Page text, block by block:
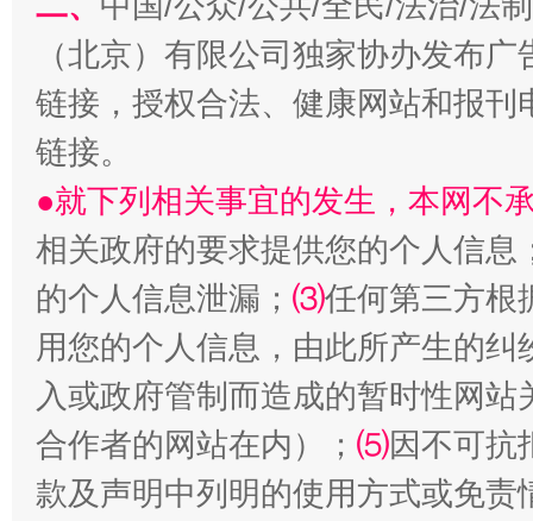
生
揭批美国五大"原罪" "
（北京）有限公司独家协办发布
链接，授权合法、健康网站和报
链接。
●就下列相关事宜的发生，本网不
相关政府的要求提供您的个人信息
的个人信息泄漏； ⑶任何第三方根
用您的个人信息，由此所产生的纠
入或政府管制而造成的暂时性网
合作者的网站在内）； ⑸因不可抗
款及声明中列明的使用方式或免责